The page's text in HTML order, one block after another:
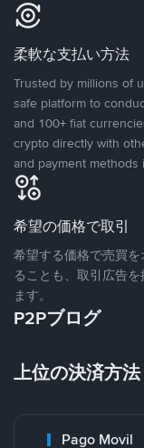
柔軟な支払い方法
Trusted by millions of
safe platform to
and 100+ fiat
crypto directly with
and payment
希望の価格で取引
希望する価格で売買
ることも、取引広告
ます。
P2Pブログ
上位の決済方法
Pago Movil